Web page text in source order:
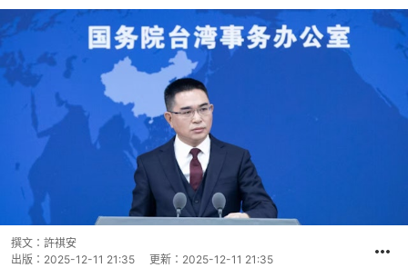
撰文： 許祺安
出版： 2025-12-11 21:35 更新： 2025-12-11 21:35